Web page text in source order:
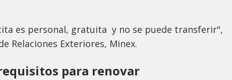
es personal, gratuita y no se puede transferir",
Relaciones Exteriores, Minex.
para renovar